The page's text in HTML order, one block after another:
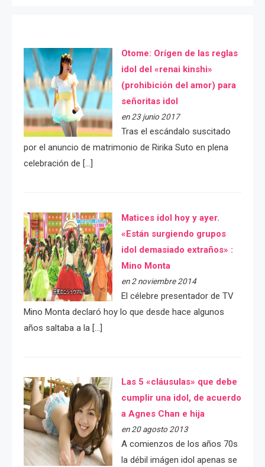
Otome: Orígen de las reglas
idol del «renai kinshi»
(prohibición del amor) para
señoritas idol
en 23 junio 2017
Tras el escándalo suscitado
por el anuncio de matrimonio de Ririka Suto en plena
celebración de […]
Matices idol hoy y ayer.
«Están surgiendo grupos
idol demasiado extraños» :
Mino Monta
en 2 noviembre 2014
El célebre presentador de TV
Mino Monta declaró hoy lo que desde hace algunos
años saltaba a la […]
Las 5 «cláusulas» que debe
cumplir una idol, de acuerdo
a Agnes Chan e hija
en 20 agosto 2013
A comienzos de los años 70s
la débil imágen idol apenas se